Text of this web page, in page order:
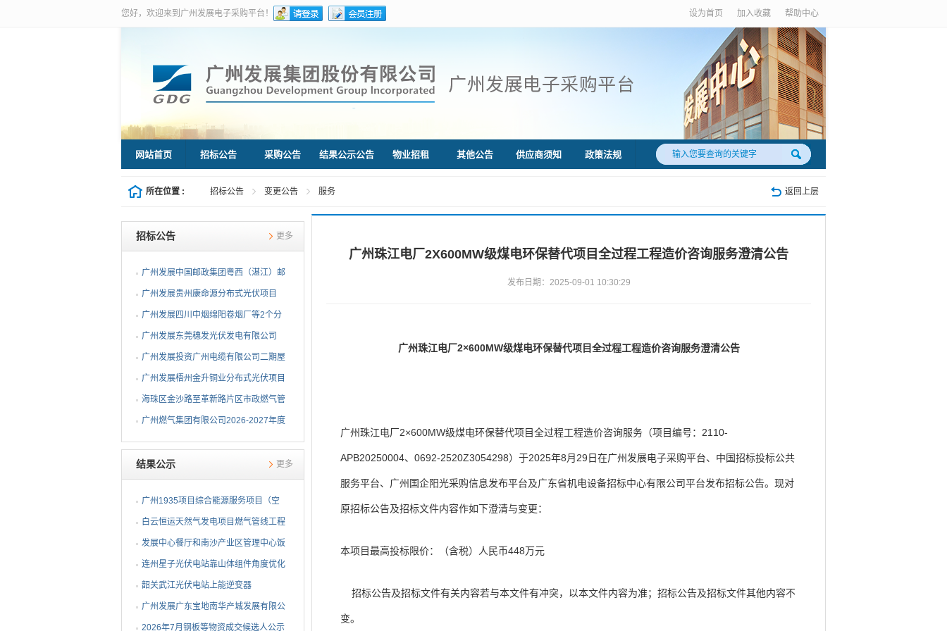
您好，欢迎来到广州发展电子采购平台！ 设为首页 加入收藏 帮助中心
网站首页 招标公告 采购公告 结果公示公告 物业招租 其他公告 供应商须知 政策法规
所在位置 : 招标公告 变更公告 服务 返回上层
广州珠江电厂2X600MW级煤电环保替代项目全过程工程造价咨询服务澄清公告
发布日期：2025-09-01 10:30:29
广州珠江电厂2×600MW级煤电环保替代项目全过程工程造价咨询服务澄清公告
广州珠江电厂2×600MW级煤电环保替代项目全过程工程造价咨询服务（项目编号：2110-
APB20250004、0692-2520Z3054298）于2025年8月29日在广州发展电子采购平台、中国招标投标公共
服务平台、广州国企阳光采购信息发布平台及广东省机电设备招标中心有限公司平台发布招标公告。现对
原招标公告及招标文件内容作如下澄清与变更：
本项目最高投标限价：（含税）人民币448万元
招标公告及招标文件有关内容若与本文件有冲突，以本文件内容为准；招标公告及招标文件其他内容不
变。
招标公告 更多
广州发展中国邮政集团粤西（湛江）邮
件处理中心等3个分布...
广州发展贵州康命源分布式光伏项目
EPC总承包（第二次招标...
广州发展四川中烟绵阳卷烟厂等2个分
布式光伏项目EPC总承包...
广州发展东莞穗发光伏发电有限公司
（广州港新沙港务有限公...
广州发展投资广州电缆有限公司二期屋
顶分布式光伏项目EPC...
广州发展梧州金升铜业分布式光伏项目
EPC总承包招标公告
海珠区金沙路至革新路片区市政燃气管
网更新工程招标公告
广州燃气集团有限公司2026-2027年度
燃气用埋地聚乙烯（PE1...
结果公示 更多
广州1935项目综合能源服务项目（空
调系统部分）EPC总承包...
白云恒运天然气发电项目燃气管线工程
竣工环保验收服务采购...
发展中心餐厅和南沙产业区管理中心饭
堂 2026年供餐服务项...
连州星子光伏电站靠山体组件角度优化
技改项目采购结果公告
韶关武江光伏电站上能逆变器
AGC/AVC试验响应速率不达标的...
广州发展广东宝地南华产城发展有限公
司屋顶分布式光伏项目...
2026年7月钢板等物资成交候选人公示